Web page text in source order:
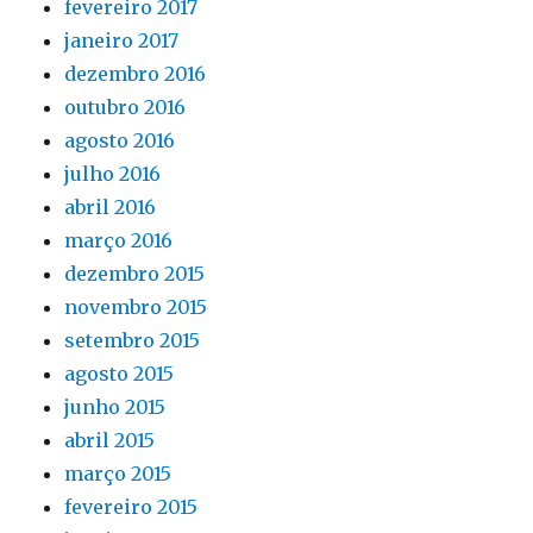
fevereiro 2017
janeiro 2017
dezembro 2016
outubro 2016
agosto 2016
julho 2016
abril 2016
março 2016
dezembro 2015
novembro 2015
setembro 2015
agosto 2015
junho 2015
abril 2015
março 2015
fevereiro 2015